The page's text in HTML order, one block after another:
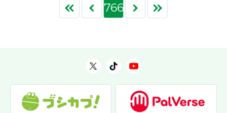
766